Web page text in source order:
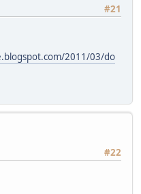
#21
2011/03/do
#22